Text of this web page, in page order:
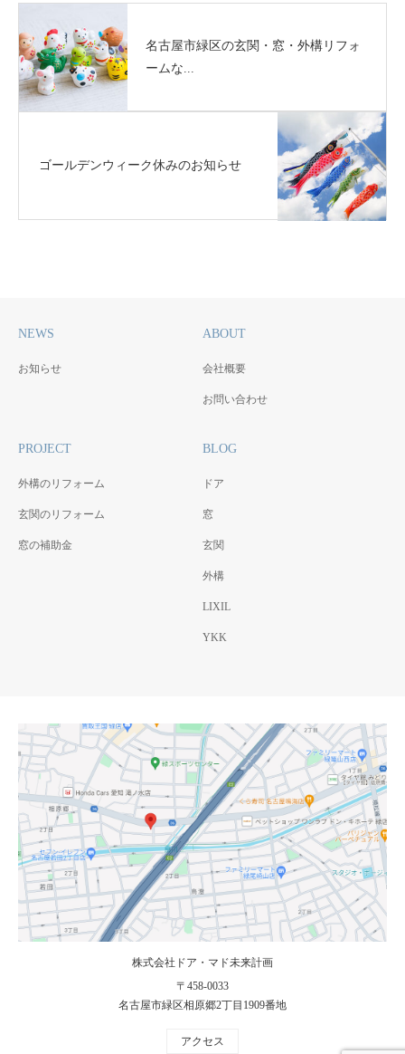
名古屋市緑区の玄関・窓・外構リフォ
ームな...
ゴールデンウィーク休みのお知らせ
NEWS
お知らせ
ABOUT
会社概要
お問い合わせ
PROJECT
外構のリフォーム
玄関のリフォーム
窓の補助金
BLOG
ドア
窓
玄関
外構
LIXIL
YKK
株式会社ドア・マド未来計画
〒458-0033
名古屋市緑区相原郷2丁目1909番地
アクセス